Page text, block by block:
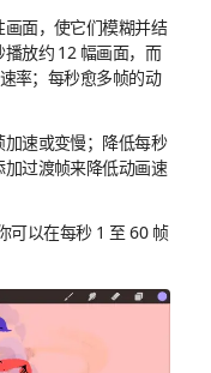
面，使它们模糊并结
放约 12 幅画面，而
率；每秒愈多帧的动
速或变慢；降低每秒
过渡帧来降低动画速
可以在每秒 1 至 60 帧